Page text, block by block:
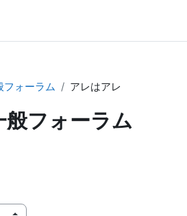
フォーラム アレはアレ
般フォーラム